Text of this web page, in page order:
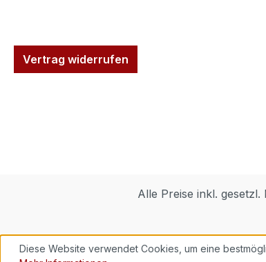
Vertrag widerrufen
Alle Preise inkl.
Diese Website verwendet Cookies, um eine